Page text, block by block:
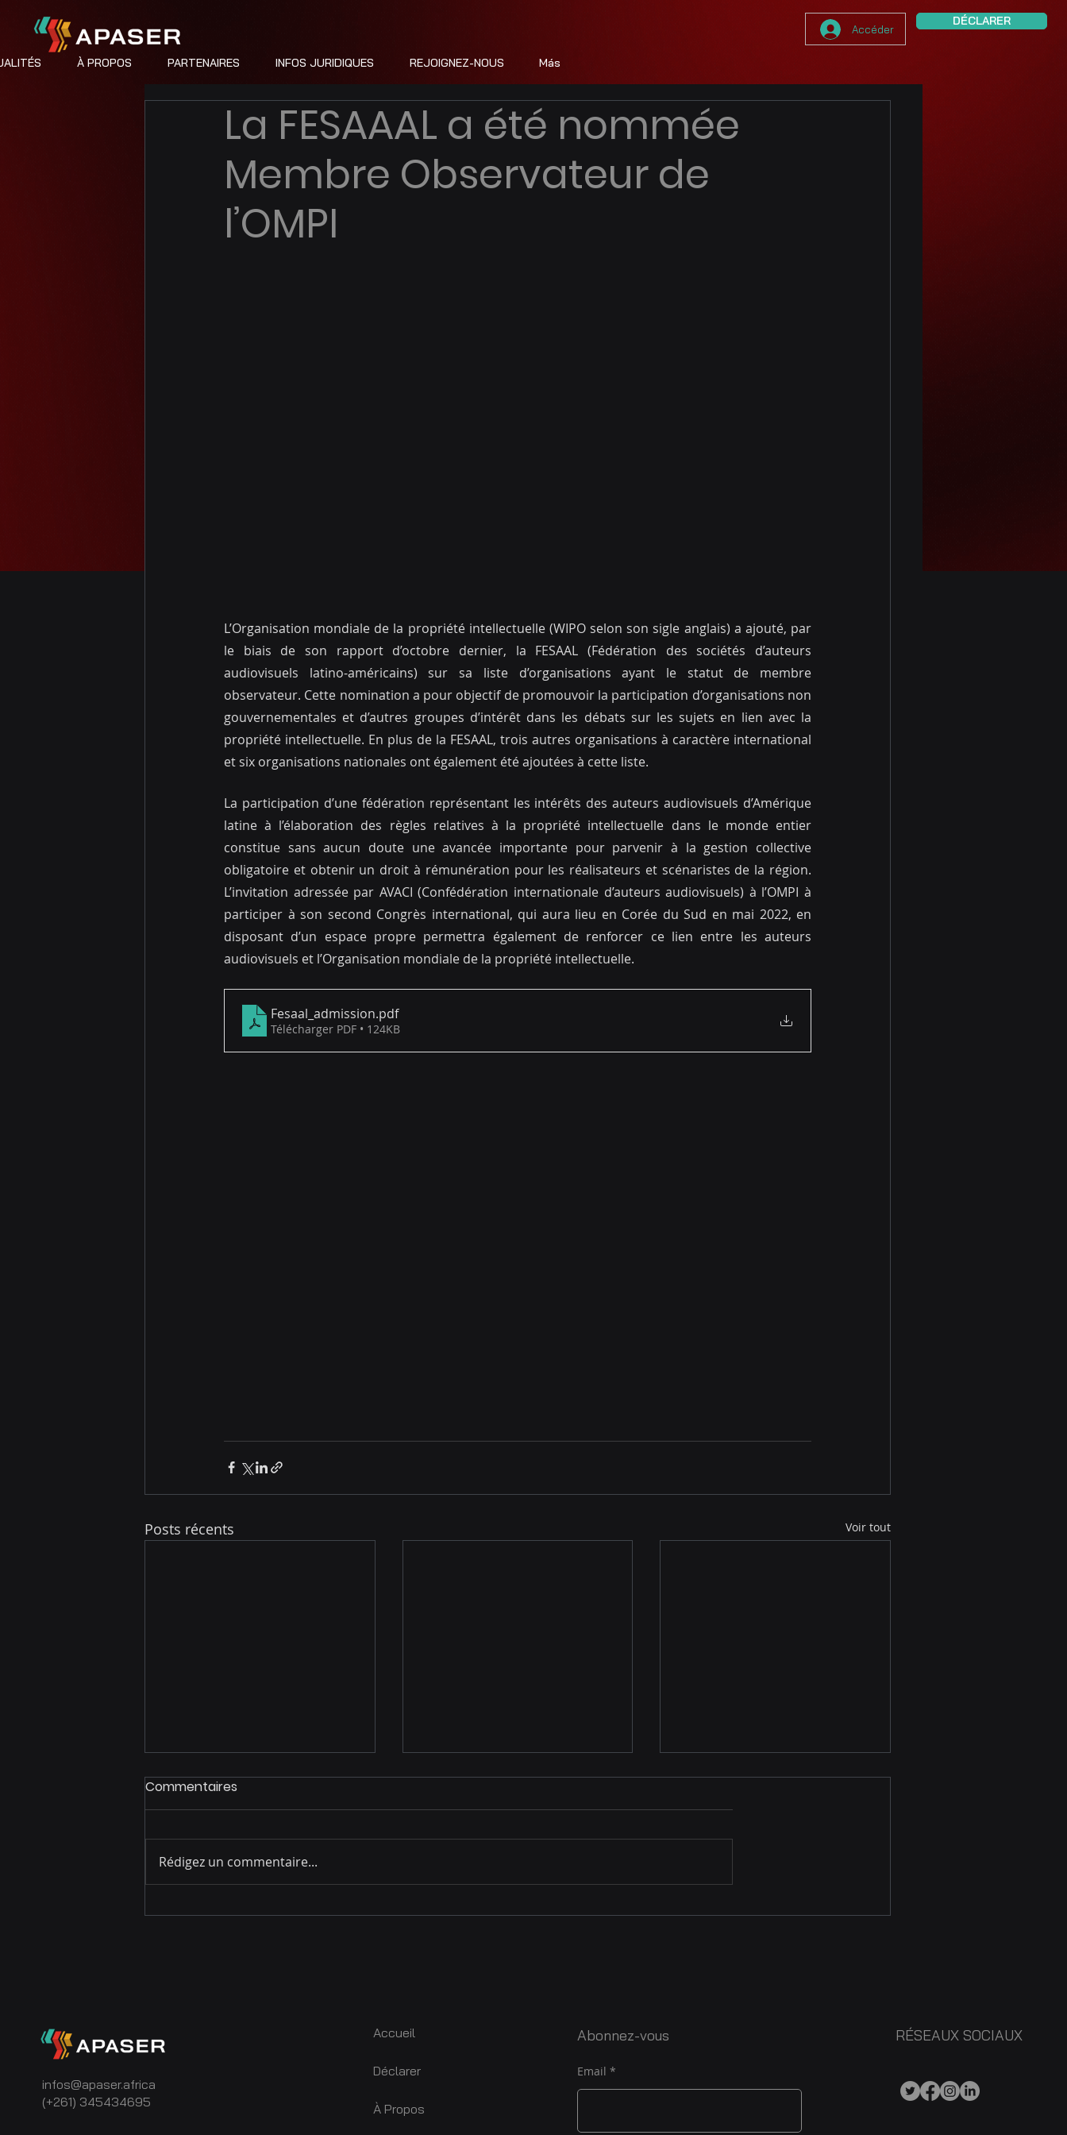
À PROPOS PARTENAIRES INFOS JURIDIQUES REJOIGNEZ-NOUS Más
Accéder
DÉCLARER
La FESAAAL a été nommée
Membre Observateur de
l’OMPI
L’Organisation mondiale de la propriété intellectuelle (WIPO selon son sigle anglais) a ajouté, par
le biais de son rapport d’octobre dernier, la FESAAL (Fédération des sociétés d’auteurs
audiovisuels latino-américains) sur sa liste d’organisations ayant le statut de membre
observateur. Cette nomination a pour objectif de promouvoir la participation d’organisations non
gouvernementales et d’autres groupes d’intérêt dans les débats sur les sujets en lien avec la
propriété intellectuelle. En plus de la FESAAL, trois autres organisations à caractère international
et six organisations nationales ont également été ajoutées à cette liste.
La participation d’une fédération représentant les intérêts des auteurs audiovisuels d’Amérique
latine à l’élaboration des règles relatives à la propriété intellectuelle dans le monde entier
constitue sans aucun doute une avancée importante pour parvenir à la gestion collective
obligatoire et obtenir un droit à rémunération pour les réalisateurs et scénaristes de la région.
L’invitation adressée par AVACI (Confédération internationale d’auteurs audiovisuels) à l’OMPI à
participer à son second Congrès international, qui aura lieu en Corée du Sud en mai 2022, en
disposant d’un espace propre permettra également de renforcer ce lien entre les auteurs
audiovisuels et l’Organisation mondiale de la propriété intellectuelle.
Fesaal_admission.pdf
Télécharger PDF • 124KB
Posts récents Voir tout
La triple victoire qui
APASER au Congrès de
APASER au cœur des
Commentaires
Rédigez un commentaire...
infos@apaser.africa
(+261) 345434695
Accueil
Déclarer
À Propos
Abonnez-vous
Email
RÉSEAUX SOCIAUX